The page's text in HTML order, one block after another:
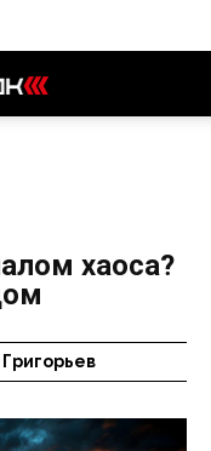
хаоса?
Григорьев